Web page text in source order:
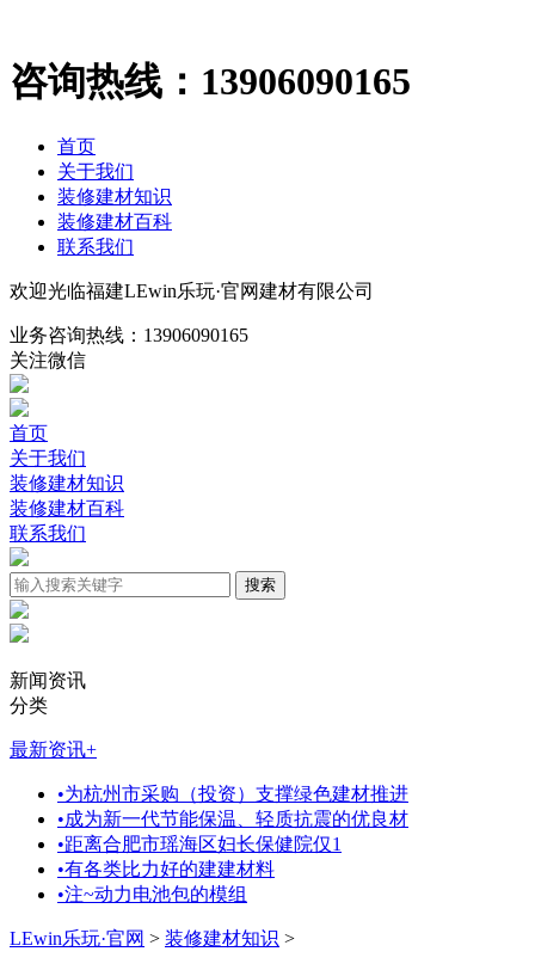
咨询热线： 13906090165
首页
关于我们
装修建材知识
装修建材百科
联系我们
欢迎光临福建LEwin乐玩·官网建材有限公司
业务咨询热线： 13906090165
关注微信
首页
关于我们
装修建材知识
装修建材百科
联系我们
新闻资讯
分类
最新资讯+
•为杭州市采购（投资）支撑绿色建材推进
•成为新一代节能保温、轻质抗震的优良材
•距离合肥市瑶海区妇长保健院仅1
•有各类比力好的建建材料
•注~动力电池包的模组
LEwin乐玩·官网 > 装修建材知识 >